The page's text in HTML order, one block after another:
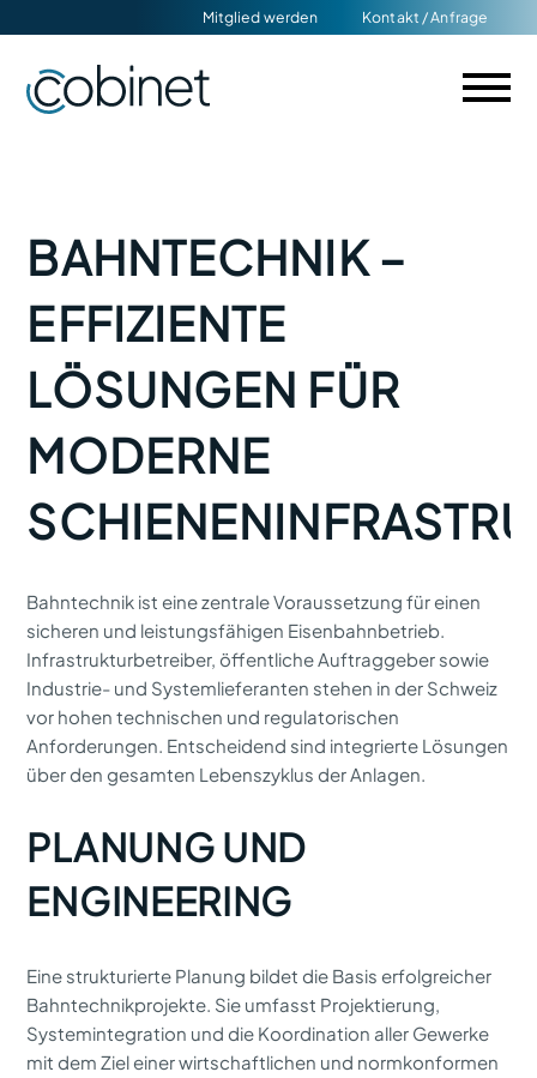
überspringen
Mitglied werden Kontakt / Anfrage
BAHNTECHNIK –
EFFIZIENTE
LÖSUNGEN FÜR
MODERNE
Bahntechnik ist eine zentrale Voraussetzung für einen
sicheren und leistungsfähigen Eisenbahnbetrieb.
Infrastrukturbetreiber, öffentliche Auftraggeber sowie
Industrie- und Systemlieferanten stehen in der Schweiz
vor hohen technischen und regulatorischen
Anforderungen. Entscheidend sind integrierte Lösungen
über den gesamten Lebenszyklus der Anlagen.
PLANUNG UND
ENGINEERING
Eine strukturierte Planung bildet die Basis erfolgreicher
Bahntechnikprojekte. Sie umfasst Projektierung,
Systemintegration und die Koordination aller Gewerke
mit dem Ziel einer wirtschaftlichen und normkonformen